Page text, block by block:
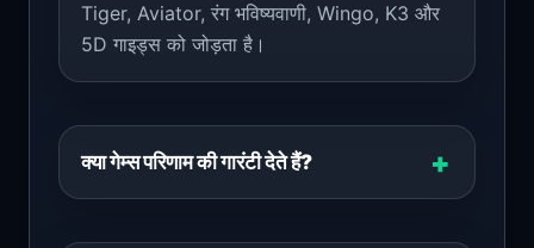
Tiger, Aviator, रंग भविष्यवाणी, Wingo, K3 और
5D गाइड्स को जोड़ता है।
क्या गेम्स परिणाम की गारंटी देते हैं?